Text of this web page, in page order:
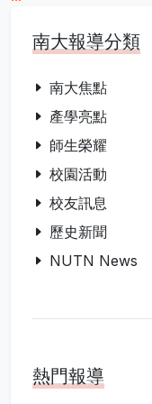
南大報導分類
南大焦點
產學亮點
師生榮耀
校園活動
校友訊息
歷史新聞
NUTN News
熱門報導